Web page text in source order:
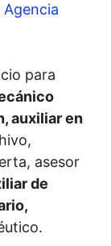
Agencia
para
auxiliar en
asesor
de